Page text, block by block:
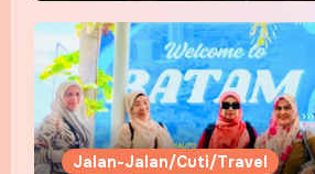
Jalan-Jalan/Cuti/Travel